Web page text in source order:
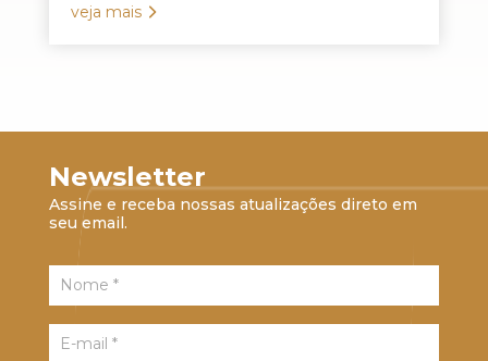
veja mais
Newsletter
Assine e receba nossas atualizações direto em
seu email.